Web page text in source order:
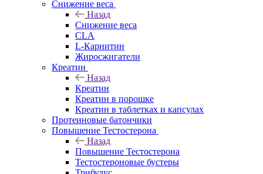
Снижение веса
Назад
Снижение веса
CLA
L-Карнитин
Жиросжигатели
Креатин
Назад
Креатин
Креатин в порошке
Креатин в таблетках и капсулах
Протеиновые батончики
Повышение Тестостерона
Назад
Повышение Тестостерона
Тестостероновые бустеры